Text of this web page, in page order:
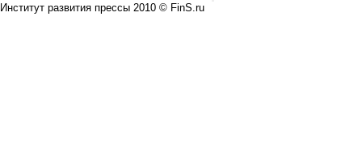
Институт развития прессы 2010 © FinS.ru